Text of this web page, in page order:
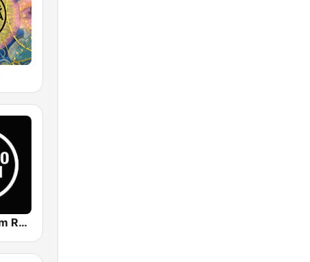
Techno Room Radio